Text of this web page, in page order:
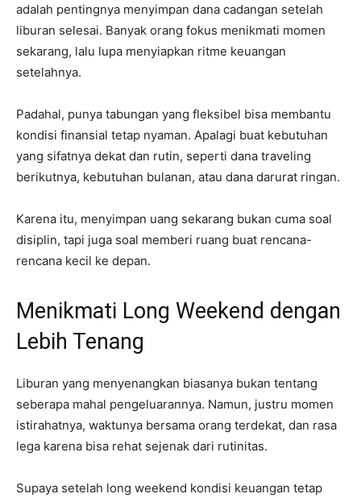
adalah pentingnya menyimpan dana cadangan setelah
liburan selesai. Banyak orang fokus menikmati momen
sekarang, lalu lupa menyiapkan ritme keuangan
setelahnya.
Padahal, punya tabungan yang fleksibel bisa membantu
kondisi finansial tetap nyaman. Apalagi buat kebutuhan
yang sifatnya dekat dan rutin, seperti dana traveling
berikutnya, kebutuhan bulanan, atau dana darurat ringan.
Karena itu, menyimpan uang sekarang bukan cuma soal
disiplin, tapi juga soal memberi ruang buat rencana-
rencana kecil ke depan.
Menikmati Long Weekend dengan
Lebih Tenang
Liburan yang menyenangkan biasanya bukan tentang
seberapa mahal pengeluarannya. Namun, justru momen
istirahatnya, waktunya bersama orang terdekat, dan rasa
lega karena bisa rehat sejenak dari rutinitas.
Supaya setelah long weekend kondisi keuangan tetap